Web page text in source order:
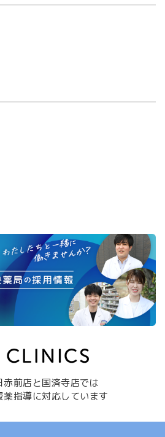
赤前店と国済寺店では
薬指導に対応しています